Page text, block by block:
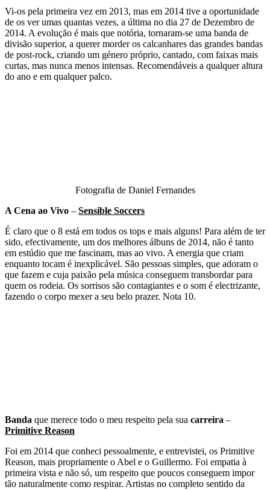
Vi-os pela primeira vez em 2013, mas em 2014 tive a oportunidade
de os ver umas quantas vezes, a última no dia 27 de Dezembro de
2014. A evolução é mais que notória, tornaram-se uma banda de
divisão superior, a querer morder os calcanhares das grandes bandas
de post-rock, criando um género próprio, cantado, com faixas mais
curtas, mas nunca menos intensas. Recomendáveis a qualquer altura
do ano e em qualquer palco.
Fotografia de Daniel Fernandes
A Cena ao Vivo – Sensible Soccers
É claro que o 8 está em todos os tops e mais alguns! Para além de ter
sido, efectivamente, um dos melhores álbuns de 2014, não é tanto
em estúdio que me fascinam, mas ao vivo. A energia que criam
enquanto tocam é inexplicável. São pessoas simples, que adoram o
que fazem e cuja paixão pela música conseguem transbordar para
quem os rodeia. Os sorrisos são contagiantes e o som é electrizante,
fazendo o corpo mexer a seu belo prazer. Nota 10.
Banda que merece todo o meu respeito pela sua carreira –
Primitive Reason
Foi em 2014 que conheci pessoalmente, e entrevistei, os Primitive
Reason, mais propriamente o Abel e o Guillermo. Foi empatia à
primeira vista e não só, um respeito que poucos conseguem impor
tão naturalmente como respirar. Artistas no completo sentido da